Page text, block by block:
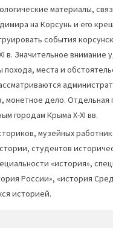
материалы,
на Корсунь и его
события
в. Значительное внимание
места и
монетное дело. Отдельная
городам Крыма X-XI вв.
музейных
студентов
«история»,
России», «история
историей.